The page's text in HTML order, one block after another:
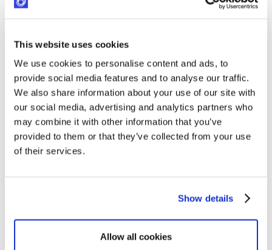
This website uses cookies
We use cookies to personalise content and ads, to
provide social media features and to analyse our traffic.
We also share information about your use of our site with
our social media, advertising and analytics partners who
may combine it with other information that you’ve
provided to them or that they’ve collected from your use
of their services.
Show details
Allow all cookies
Gérer des projets
coordonnez votre équipe depuis une seule et
même plateforme. Optimy les transferts
manuels et assure la fluidité du travail.